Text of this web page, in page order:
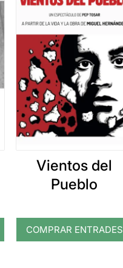
Vientos del
Pueblo
COMPRAR ENTRADES